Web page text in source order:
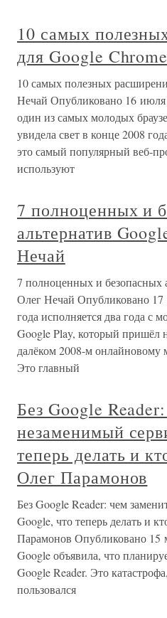
10 самых
для Google
10 самых полезных
Нечай Опубликовано 16
один из самых молодых
увидела свет в конце 2008
это самый популярный веб-
используют
7 полноценных и
альтернатив
Нечай
7 полноценных и безопасных
Олег Нечай Опубликовано 17
года исполняется два года с
Google Play, который пришёл
далёком 2008-м онлайновому
Это главный
Без Google
незаменимый
теперь делать и
Олег Парамонов
Без Google Reader: чем
Google, что теперь делать и
Парамонов Опубликовано 15
Google объявила, что
Google Reader. Это
пользовался